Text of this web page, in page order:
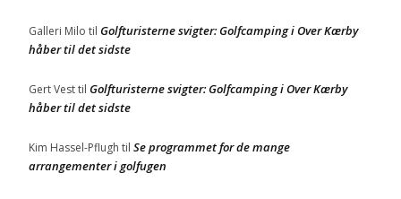
Galleri Milo til Golfturisterne svigter: Golfcamping i Over Kærby
håber til det sidste
Gert Vesttil Golfturisterne svigter: Golfcamping i Over Kærby
håber til det sidste
Kim Hassel-Pflugh til Se programmet for de mange
arrangementer i golfugen